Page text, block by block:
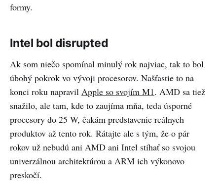
formy.
Intel bol disrupted
Ak som niečo spomínal minulý rok najviac, tak to bol
úbohý pokrok vo vývoji procesorov. Našťastie to na
konci roku napravil Apple so svojím M1. AMD sa tiež
snažilo, ale tam, kde to zaujíma mňa, teda úsporné
procesory do 25 W, čakám predstavenie reálnych
produktov až tento rok. Rátajte ale s tým, že o pár
rokov už nebudú ani AMD ani Intel stíhať so svojou
univerzálnou architektúrou a ARM ich výkonovo
preskočí.